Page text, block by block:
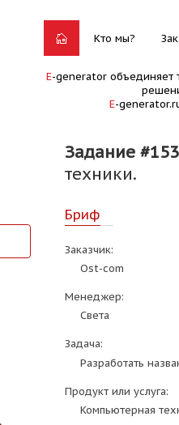
Кто мы?
E-generator объединяет
E-
Задание
техники.
Бриф
Заказчик:
Ost-com
Менеджер:
Света
Задача:
Разработать
Продукт или услуга:
Компьютерная